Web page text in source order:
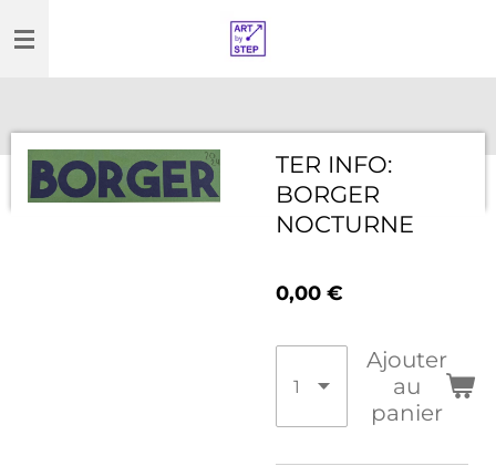
au
contenu
TER INFO:
BORGER
NOCTURNE
0,00 €
Ajouter
au
panier